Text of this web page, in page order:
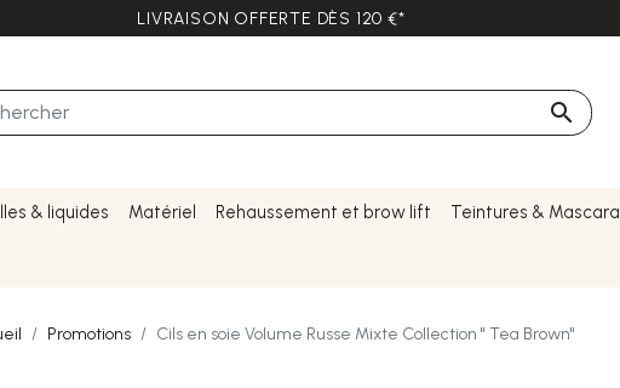
LIVRAISON OFFERTE DÈS 120 €*

& liquides Matériel Rehaussement et brow lift Teintures & Mascara
Promotions Cils en soie Volume Russe Mixte Collection " Tea Brown"